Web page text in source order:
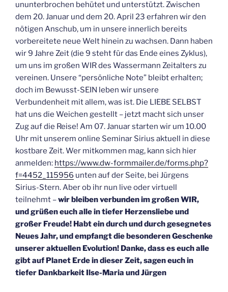
ununterbrochen behütet und unterstützt. Zwischen
dem 20. Januar und dem 20. April 23 erfahren wir den
nötigen Anschub, um in unsere innerlich bereits
vorbereitete neue Welt hinein zu wachsen. Dann haben
wir 9 Jahre Zeit (die 9 steht für das Ende eines Zyklus),
um uns im großen WIR des Wassermann Zeitalters zu
vereinen. Unsere “persönliche Note” bleibt erhalten;
doch im Bewusst-SEIN leben wir unsere
Verbundenheit mit allem, was ist. Die LIEBE SELBST
hat uns die Weichen gestellt – jetzt macht sich unser
Zug auf die Reise! Am 07. Januar starten wir um 10.00
Uhr mit unserem online Seminar Sirius aktuell in diese
kostbare Zeit. Wer mitkommen mag, kann sich hier
anmelden: https://www.dw-formmailer.de/forms.php?
f=4452_115956 unten auf der Seite, bei Jürgens
Sirius-Stern. Aber ob ihr nun live oder virtuell
teilnehmt –wir bleiben verbunden im großen WIR,
und grüßen euch alle in tiefer Herzensliebe und
großer Freude! Habt ein durch und durch gesegnetes
Neues Jahr, und empfangt die besonderen Geschenke
unserer aktuellen Evolution! Danke, dass es euch alle
gibt auf Planet Erde in dieser Zeit, sagen euch in
tiefer Dankbarkeit Ilse-Maria und Jürgen